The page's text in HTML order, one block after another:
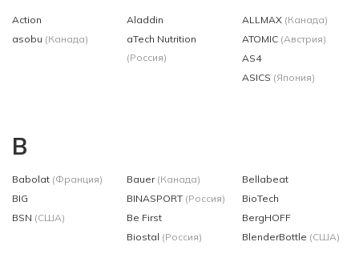
Action
asobu (Канада)
Aladdin
aTech Nutrition
(Россия)
ALLMAX (Канада)
ATOMIC (Австрия)
AS4
ASICS (Япония)
B
Babolat (Франция)
BIG
BSN (США)
Bauer (Канада)
BINASPORT (Россия)
Be First
Biostal (Россия)
Bellabeat
BioTech
BergHOFF
BlenderBottle (США)